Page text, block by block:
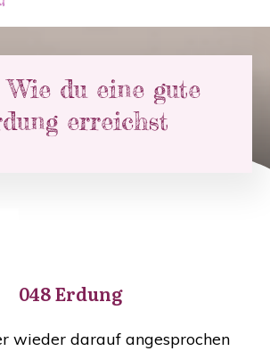
Wie du eine gute
erreichst
048 Erdung
wieder darauf angesprochen